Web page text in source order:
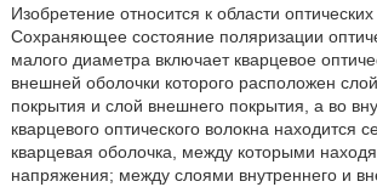
Изобретение относится к области оптических
Сохраняющее состояние поляризации
малого диаметра включает кварцевое
внешней оболочки которого расположен
покрытия и слой внешнего покрытия, а во
кварцевого оптического волокна находится
кварцевая оболочка, между которыми
напряжения; между слоями внутреннего и